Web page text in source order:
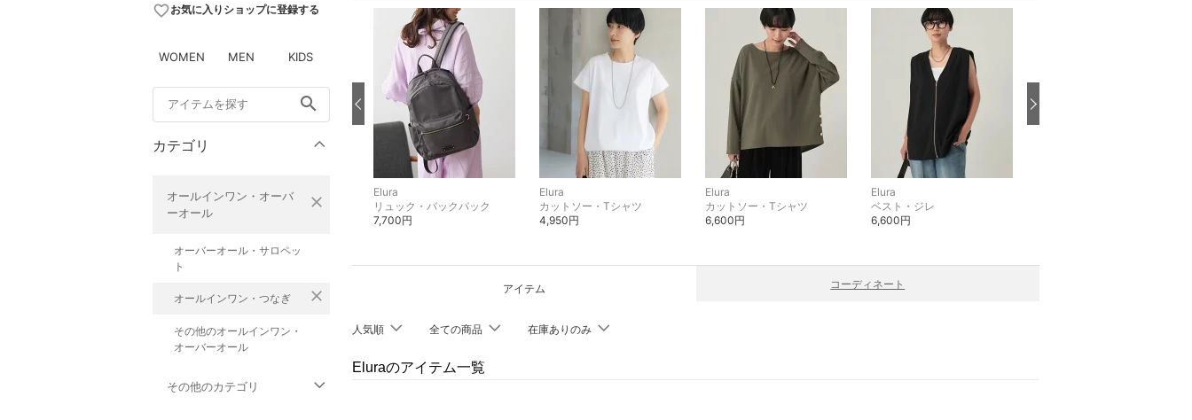
favorite_borderお気に入りショップに登録する
WOMEN MEN KIDS
search
カテゴリ
オールインワン・オーバ
ーオール
close
オーバーオール・サロペッ
ト
オールインワン・つなぎ close
その他のオールインワン・
オーバーオール
その他のカテゴリ
Elura
その他のパンツ
6,600円
Elura
リュック・バックパック
7,700円
Elura
カットソー・Tシャツ
4,950円
Elura
カットソー・Tシャツ
6,600円
Elura
ベスト・ジレ
6,600円
アイテム コーディネート
人気順 全ての商品 在庫ありのみ
Eluraのアイテム一覧